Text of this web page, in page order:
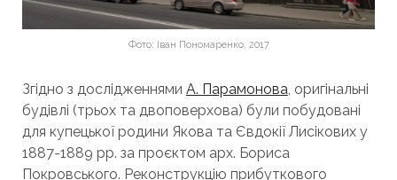
Фото: Іван Пономаренко, 2017
Згідно з дослідженнями А. Парамонова , оригінальні
будівлі (трьох та двоповерхова) були побудовані
для купецької родини Якова та Євдокії Лисікових у
1887-1889 рр. за проєктом арх. Бориса
Покровського. Реконструкцію прибуткового